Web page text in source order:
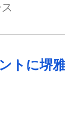
トに堺